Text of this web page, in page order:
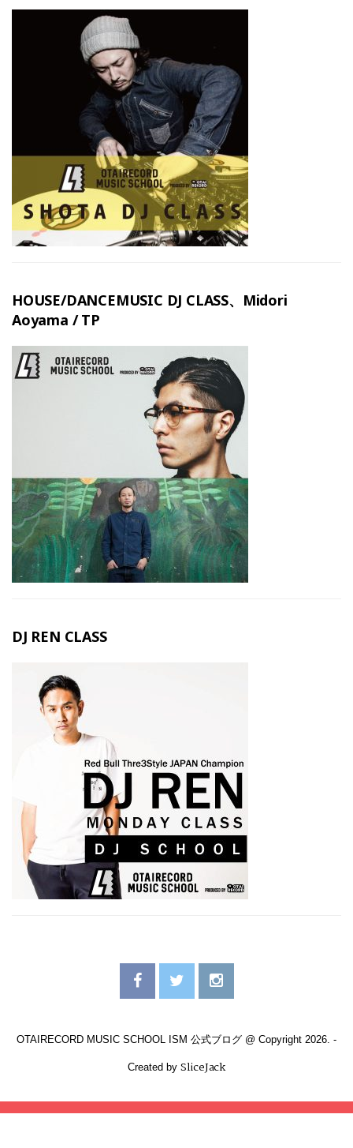
HOUSE/DANCEMUSIC DJ CLASS、Midori
Aoyama / TP
DJ REN CLASS
OTAIRECORD MUSIC SCHOOL ISM 公式ブログ @ Copyright 2026. -
Created by SliceJack